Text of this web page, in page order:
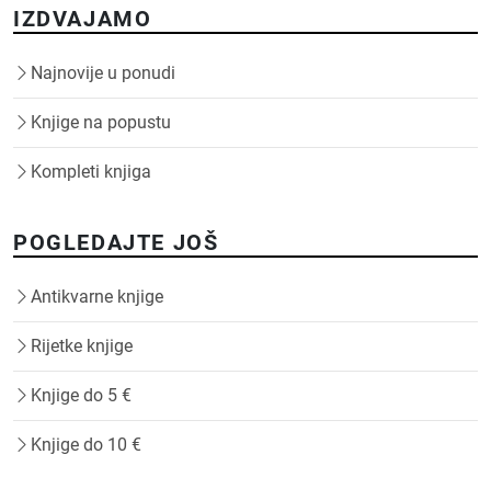
IZDVAJAMO
Najnovije u ponudi
Knjige na popustu
Kompleti knjiga
POGLEDAJTE JOŠ
Antikvarne knjige
Rijetke knjige
Knjige do 5 €
Knjige do 10 €